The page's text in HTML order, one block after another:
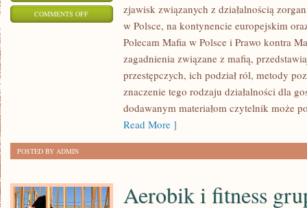
COMMENTS OFFON
zjawisk związanych z działalnością
w Polsce, na kontynencie europejskim
Polecam Mafia w Polsce i Prawo kontra
zagadnienia związane z mafią,
przestępczych, ich podział ról, metody
znaczenie tego rodzaju działalności dla
dodawanym materiałom czytelnik może
Read More ]
POSTED BY ADMIN
Aerobik i fitness